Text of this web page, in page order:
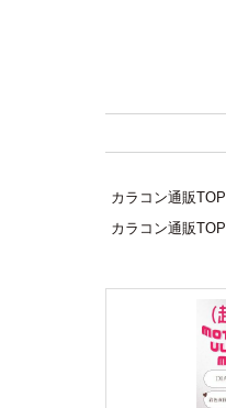
カラコン通販TOP
カラコン通販TOP